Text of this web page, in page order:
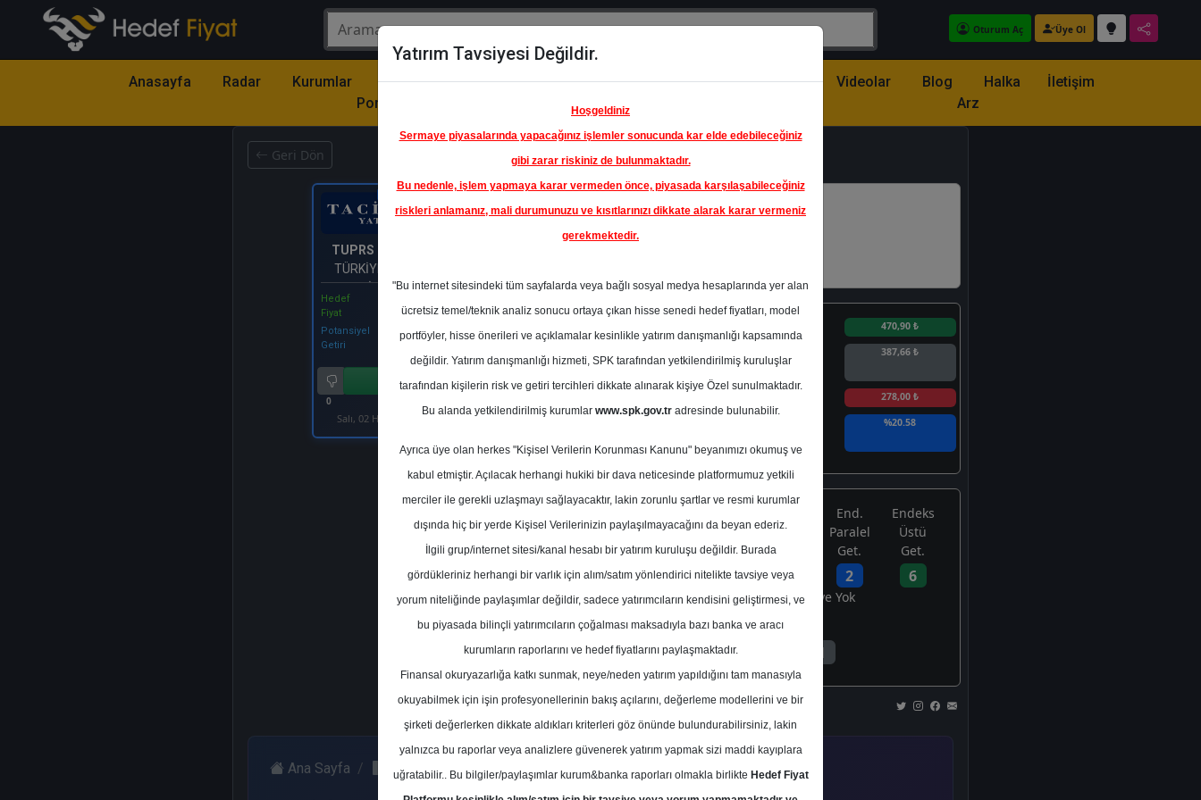
Oturum Aç Üye Ol
Anasayfa Radar Kurumlar
Model
Portföy
Hisse
Öne
Çıkanlar
Raporlar Partnerlerimiz Videolar Blog
Halka
Arz
İletişim
Geri Dön
TUPRS
TÜRKİYE PETROL
RAFİNERİLERİ
Hedef
Fiyat
Potansiyel
Getiri
%0.00
0
Salı, 02 Haziran 2026
En Yüksek Tahmin 470,90 ₺
Ortalama Fiyat
Tahmini
387,66 ₺
278,00 ₺
Potansiyeli
%20.58
Kurum Sayısı
19
9 1
End.
Paralel
Get.
2
Endeks
Üstü
Get.
6
Tavsiye Yok
1
Salı, 02 Haziran 2026
Ana Sayfa Tacirler Yatırım TUPRS Hedef Fiyat
Yatırım Tavsiyesi Değildir.
Hoşgeldiniz
Sermaye piyasalarında yapacağınız işlemler sonucunda kar elde edebileceğiniz
gibi zarar riskiniz de bulunmaktadır.
Bu nedenle, işlem yapmaya karar vermeden önce, piyasada karşılaşabileceğiniz
riskleri anlamanız, mali durumunuzu ve kısıtlarınızı dikkate alarak karar vermeniz
gerekmektedir.
"Bu internet sitesindeki tüm sayfalarda veya bağlı sosyal medya hesaplarında yer alan
ücretsiz temel/teknik analiz sonucu ortaya çıkan hisse senedi hedef fiyatları, model
portföyler, hisse önerileri ve açıklamalar kesinlikle yatırım danışmanlığı kapsamında
değildir. Yatırım danışmanlığı hizmeti, SPK tarafından yetkilendirilmiş kuruluşlar
tarafından kişilerin risk ve getiri tercihleri dikkate alınarak kişiye Özel sunulmaktadır.
Bu alanda yetkilendirilmiş kurumlar www.spk.gov.tradresinde bulunabilir.
Ayrıca üye olan herkes "Kişisel Verilerin Korunması Kanunu" beyanımızı okumuş ve
kabul etmiştir. Açılacak herhangi hukiki bir dava neticesinde platformumuz yetkili
merciler ile gerekli uzlaşmayı sağlayacaktır, lakin zorunlu şartlar ve resmi kurumlar
dışında hiç bir yerde Kişisel Verilerinizin paylaşılmayacağını da beyan ederiz.
İlgili grup/internet sitesi/kanal hesabı bir yatırım kuruluşu değildir. Burada
gördükleriniz herhangi bir varlık için alım/satım yönlendirici nitelikte tavsiye veya
yorum niteliğinde paylaşımlar değildir, sadece yatırımcıların kendisini geliştirmesi, ve
bu piyasada bilinçli yatırımcıların çoğalması maksadıyla bazı banka ve aracı
kurumların raporlarını ve hedef fiyatlarını paylaşmaktadır.
Finansal okuryazarlığa katkı sunmak, neye/neden yatırım yapıldığını tam manasıyla
okuyabilmek için işin profesyonellerinin bakış açılarını, değerleme modellerini ve bir
şirketi değerlerken dikkate aldıkları kriterleri göz önünde bulundurabilirsiniz, lakin
yalnızca bu raporlar veya analizlere güvenerek yatırım yapmak sizi maddi kayıplara
uğratabilir.. Bu bilgiler/paylaşımlar kurum&banka raporları olmakla birlikte Hedef Fiyat